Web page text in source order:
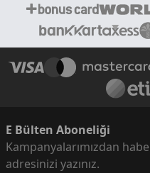
E Bülten Aboneliği
Kampanyalarımızdan
adresinizi yazınız.